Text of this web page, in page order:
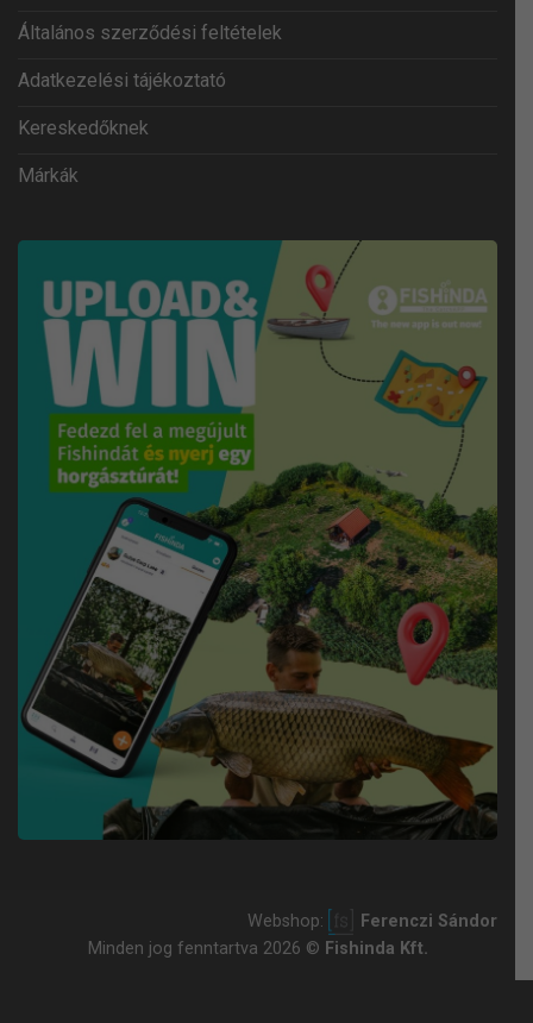
Általános szerződési feltételek
Adatkezelési tájékoztató
Kereskedőknek
Márkák
Webshop:
Ferenczi Sándor
Minden jog fenntartva 2026 © Fishinda Kft.